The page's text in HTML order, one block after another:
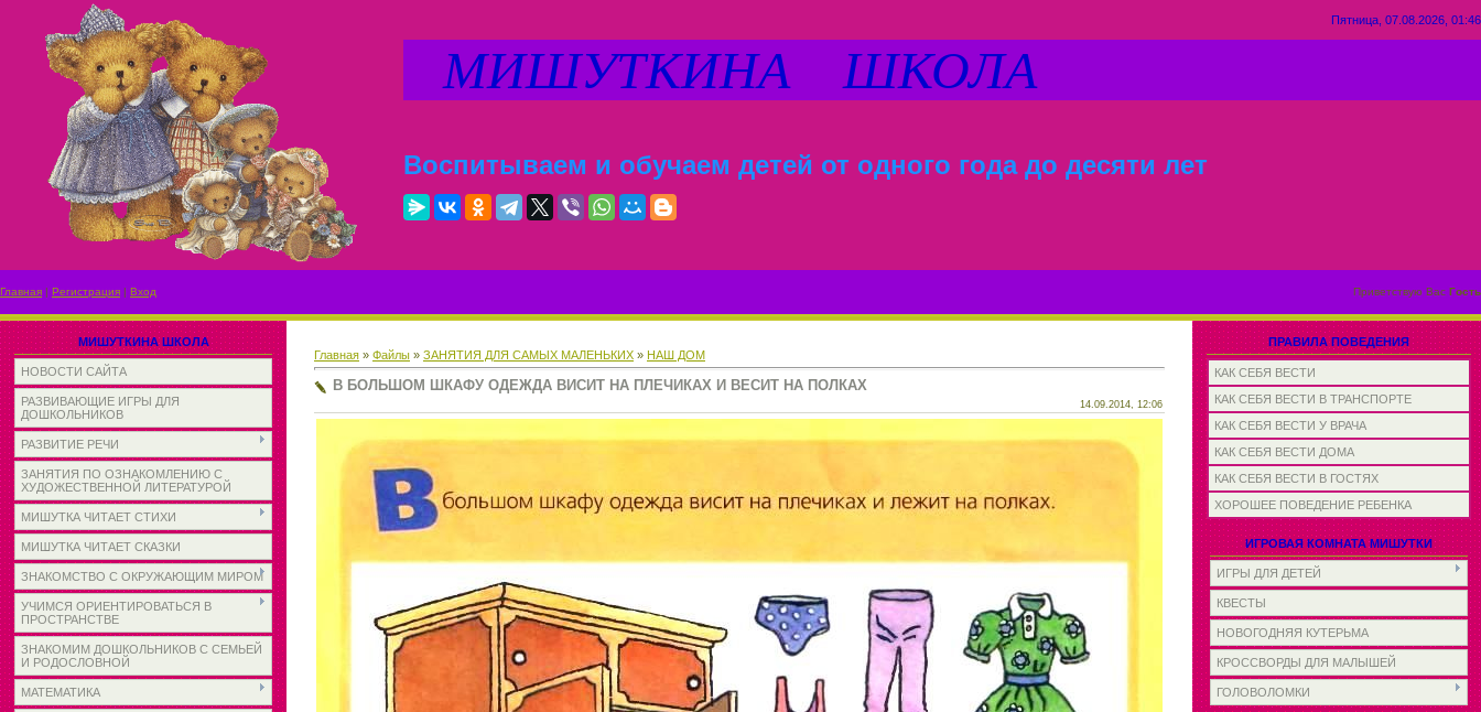
Пятница, 07.08.2026, 01:46
МИШУТКИНА ШКОЛА
Воспитываем и обучаем детей от одного года до десяти лет
Главная | Регистрация | Вход Приветствую Вас Гость
МИШУТКИНА ШКОЛА
НОВОСТИ САЙТА
РАЗВИВАЮЩИЕ ИГРЫ ДЛЯ
ДОШКОЛЬНИКОВ
РАЗВИТИЕ РЕЧИ
ЗАНЯТИЯ ПО ОЗНАКОМЛЕНИЮ С
ХУДОЖЕСТВЕННОЙ ЛИТЕРАТУРОЙ
МИШУТКА ЧИТАЕТ СТИХИ
МИШУТКА ЧИТАЕТ СКАЗКИ
ЗНАКОМСТВО С ОКРУЖАЮЩИМ МИРОМ
УЧИМСЯ ОРИЕНТИРОВАТЬСЯ В
ПРОСТРАНСТВЕ
ЗНАКОМИМ ДОШКОЛЬНИКОВ С СЕМЬЕЙ
И РОДОСЛОВНОЙ
МАТЕМАТИКА
Главная » Файлы » ЗАНЯТИЯ ДЛЯ САМЫХ МАЛЕНЬКИХ » НАШ ДОМ
В БОЛЬШОМ ШКАФУ ОДЕЖДА ВИСИТ НА ПЛЕЧИКАХ И ВЕСИТ НА ПОЛКАХ
14.09.2014, 12:06
ПРАВИЛА ПОВЕДЕНИЯ
КАК СЕБЯ ВЕСТИ
КАК СЕБЯ ВЕСТИ В ТРАНСПОРТЕ
КАК СЕБЯ ВЕСТИ У ВРАЧА
КАК СЕБЯ ВЕСТИ ДОМА
КАК СЕБЯ ВЕСТИ В ГОСТЯХ
ХОРОШЕЕ ПОВЕДЕНИЕ РЕБЕНКА
ИГРОВАЯ КОМНАТА МИШУТКИ
ИГРЫ ДЛЯ ДЕТЕЙ
КВЕСТЫ
НОВОГОДНЯЯ КУТЕРЬМА
КРОССВОРДЫ ДЛЯ МАЛЫШЕЙ
ГОЛОВОЛОМКИ